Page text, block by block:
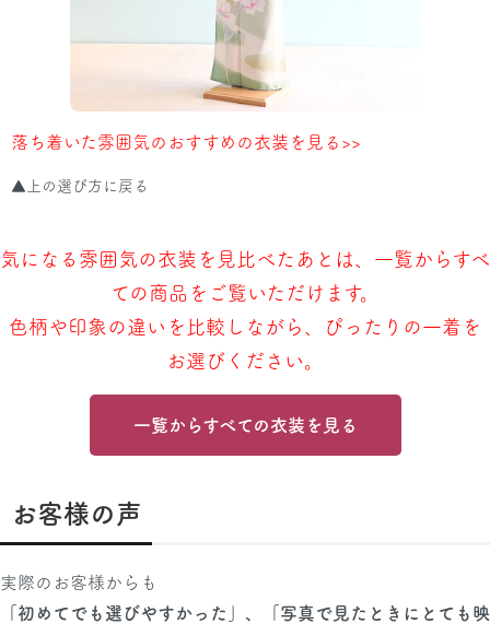
落ち着いた雰囲気のおすすめの衣装を見る>>
▲上の選び方に戻る
気になる雰囲気の衣装を見比べたあとは、一覧からすべ
ての商品をご覧いただけます。
色柄や印象の違いを比較しながら、ぴったりの一着を
お選びください。
一覧からすべての衣装を見る
お客様の声
実際のお客様からも
「初めてでも選びやすかった」、「写真で見たときにとても映